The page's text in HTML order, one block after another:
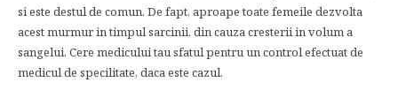
si este destul de comun. De fapt, aproape toate femeile dezvolta
acest murmur in timpul sarcinii, din cauza cresterii in volum a
sangelui. Cere medicului tau sfatul pentru un control efectuat de
medicul de specilitate, daca este cazul.